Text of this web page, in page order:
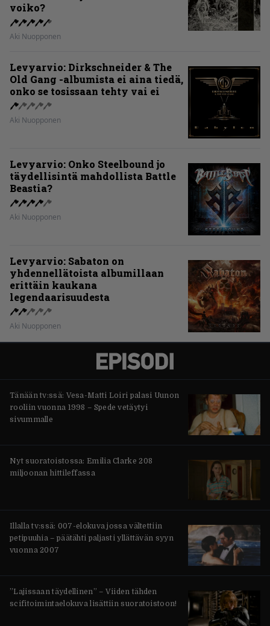
voiko?
Aki Nuopponen
Levyarvio: Dirkschneider & The
Old Gang -albumista ei aina tiedä,
onko se tosissaan tehty vai ei
Aki Nuopponen
Levyarvio: Onko Steelbound jo
täydellisintä mahdollista Battle
Beastia?
Aki Nuopponen
Levyarvio: Sabaton on
yhdennellätoista albumillaan
erittäin kaukana
legendaarisuudesta
Aki Nuopponen
Tänään tv:ssä: Vesa-Matti Loiri palasi Uunon
rooliin vuonna 1998 – Spede vetäytyi
sivummalle
Nyt suoratoistossa: Emilia Clarke 208
miljoonan hittileffassa
Illalla tv:ssä: 007-elokuva jossa vältettiin
petipuuhia – päätähti paljasti yllättävän syyn
vuonna 2007
”Lajissaan täydellinen” – Viiden tähden
scifitoimintaelokuva lisättiin suoratoistoon!